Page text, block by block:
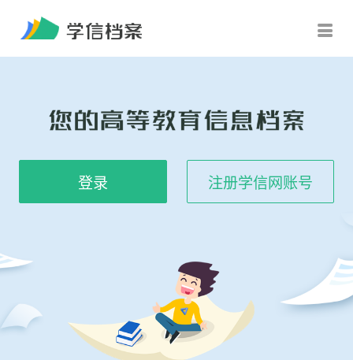

登录 注册学信网账号